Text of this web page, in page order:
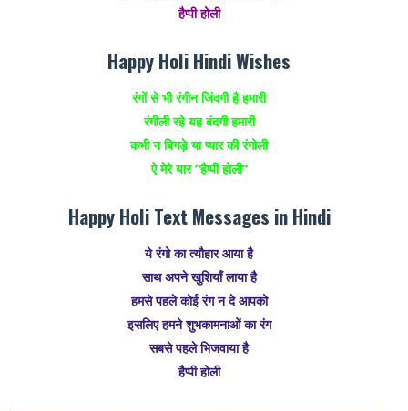
हैप्पी होली
Happy Holi Hindi Wishes
रंगों से भी रंगीन जिंदगी है हमारी
रंगीली रहे यह बंदगी हमारी
कभी न बिगड़े या प्यार की रंगोली
ऐ मेरे यार “हैप्पी होली”
Happy Holi Text Messages in Hindi
ये रंगो का त्यौहार आया है
साथ अपने खुशियाँ लाया है
हमसे पहले कोई रंग न दे आपको
इसलिए हमने शुभकामनाओं का रंग
सबसे पहले भिजवाया है
हैप्पी होली